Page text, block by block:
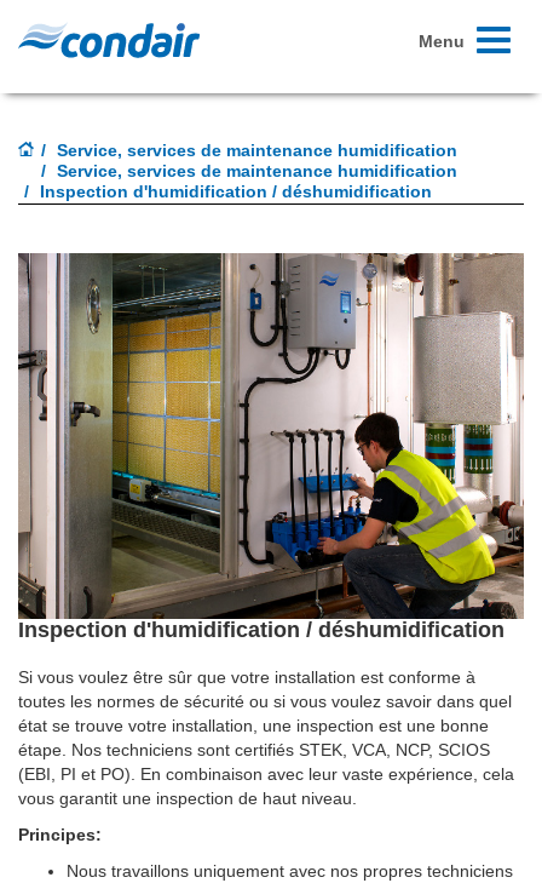
Toggle
Menu
Service, services de maintenance humidification
Service, services de maintenance humidification
Inspection d'humidification / déshumidification
Inspection d'humidification / déshumidification
Si vous voulez être sûr que votre installation est conforme à
toutes les normes de sécurité ou si vous voulez savoir dans quel
état se trouve votre installation, une inspection est une bonne
étape. Nos techniciens sont certifiés STEK, VCA, NCP, SCIOS
(EBI, PI et PO). En combinaison avec leur vaste expérience, cela
vous garantit une inspection de haut niveau.
Principes:
Nous travaillons uniquement avec nos propres techniciens